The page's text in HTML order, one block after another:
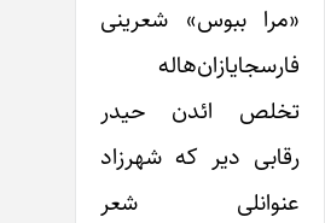
«مرا ببوس» شعرینی
فارسجا‌یازان‌ها‌له
تخلص ائدن حیدر
رقابی دیر که شهرزاد
عنوانلی شعر